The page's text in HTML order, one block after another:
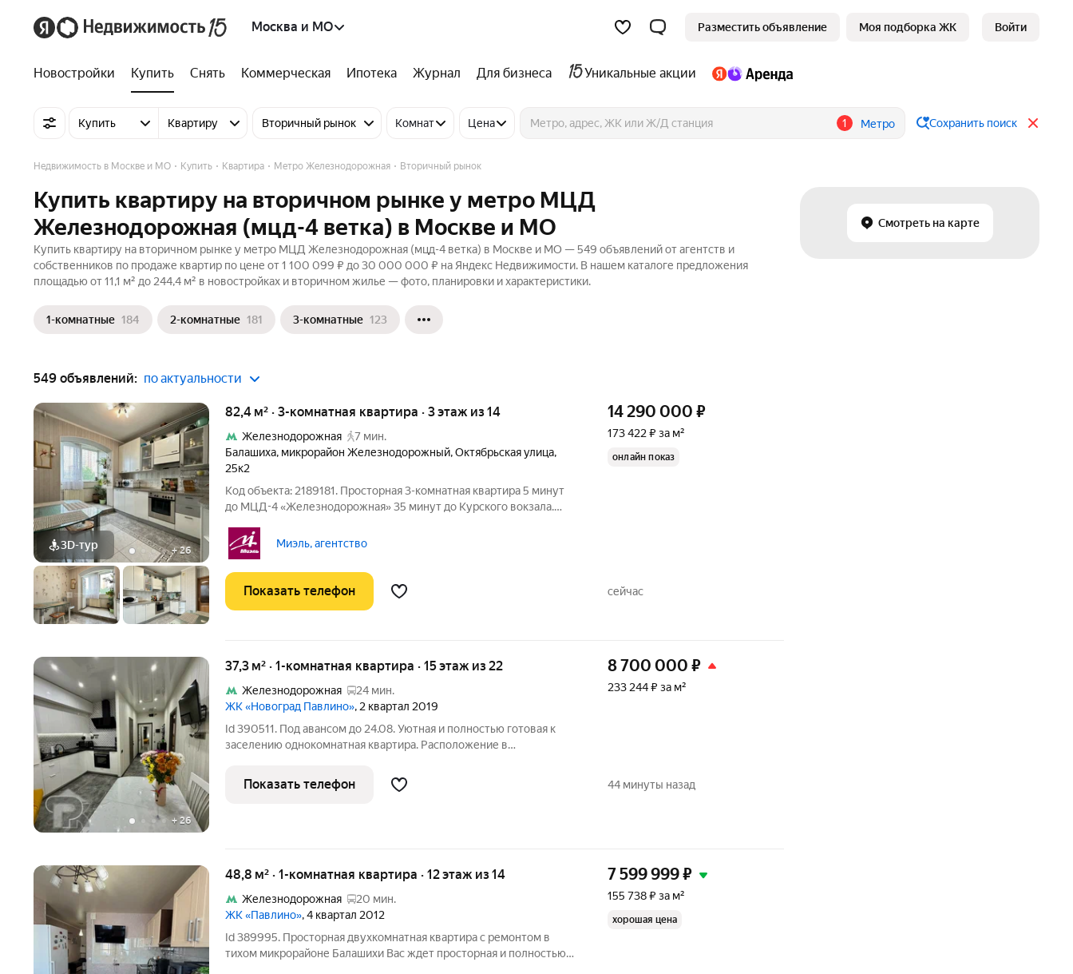
Москва и МО Разместить объявление Моя подборка ЖК Войти
Новостройки Купить Снять Коммерческая Ипотека Журнал Для бизнеса Уникальные акции
Купить Квартиру Вторичный рынок Комнат Цена 1 Метро Сохранить поиск
Смотреть на карте
Недвижимость в Москве и МО Купить Квартира Метро Железнодорожная Вторичный рынок
Купить квартиру на вторичном рынке у метро МЦД
Железнодорожная (мцд-4 ветка) в Москве и МО
Купить квартиру на вторичном рынке у метро МЦД Железнодорожная (мцд-4 ветка) в Москве и МО — 549 объявлений от агентств и
собственников по продаже квартир по цене от 1 100 099 ₽ до 30 000 000 ₽ на Яндекс Недвижимости. В нашем каталоге предложения
площадью от 11,1 м² до 244,4 м² в новостройках и вторичном жилье — фото, планировки и характеристики.
1-комнатные 184 2-комнатные 181 3-комнатные 123
549 объявлений: по актуальности
3D-тур +26
82,4 м² · 3-комнатная квартира · 3 этаж из 14
Железнодорожная
7 мин.
Балашиха, микрорайон Железнодорожный,Октябрьская улица,
25к2
Код объекта: 2189181. Просторная 3-комнатная квартира 5 минут
до МЦД-4 «Железнодорожная» 35 минут до Курского вокзала.
Описание квартиры - Квартира расположена на 3 этаже 14-
этажного
Миэль, агентство
14 290 000 ₽
173 422 ₽ за м²
онлайн показ
Показать телефон сейчас
+ 26
37,3 м² · 1-комнатная квартира · 15 этаж из 22
Железнодорожная
24 мин.
ЖК «Новоград Павлино», 2 квартал 2019
Id 390511. Под авансом до 24.08. Уютная и полностью готовая к
заселению однокомнатная квартира. Расположение в
делает этот лот особенно привлекательным для тех, кто ценит
баланс между
8 700 000 ₽
233 244 ₽ за м²
Показать телефон 44 минуты назад
48,8 м² · 1-комнатная квартира · 12 этаж из 14
Железнодорожная
20 мин.
ЖК «Павлино», 4 квартал 2012
Id 389995. Просторная двухкомнатная квартира с ремонтом в
тихом микрорайоне Балашихи Вас ждет просторная и полностью
7 599 999₽
155 738 ₽ за м²
хорошая цена